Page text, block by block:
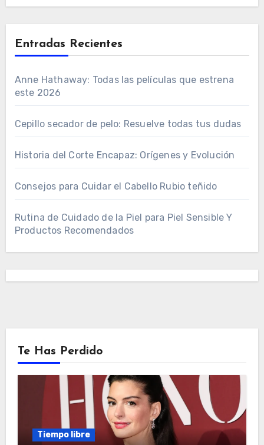
Entradas Recientes
Anne Hathaway: Todas las películas que estrena
este 2026
Cepillo secador de pelo: Resuelve todas tus dudas
Historia del Corte Encapaz: Orígenes y Evolución
Consejos para Cuidar el Cabello Rubio teñido
Rutina de Cuidado de la Piel para Piel Sensible Y
Productos Recomendados
Te Has Perdido
Tiempo libre